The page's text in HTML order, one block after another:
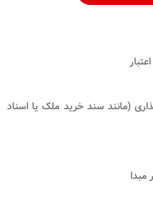
(مانند سند خرید ملک یا اسناد